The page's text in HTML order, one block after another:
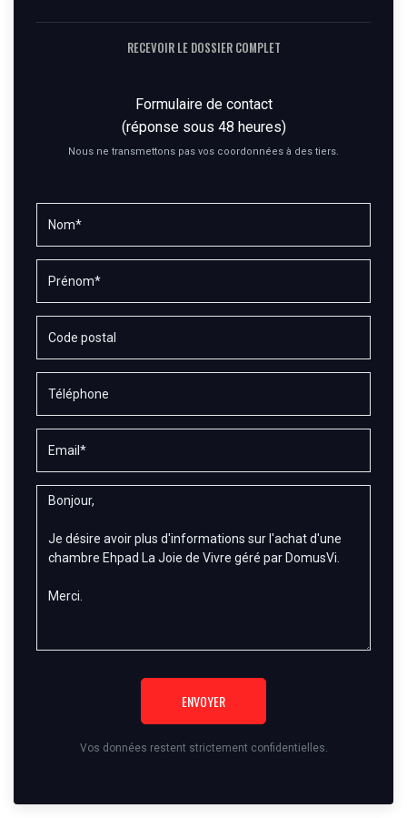
RECEVOIR LE DOSSIER COMPLET
Formulaire de contact
(réponse sous 48 heures)
Nous ne transmettons pas vos coordonnées à des tiers.
ENVOYER
Vos données restent strictement confidentielles.